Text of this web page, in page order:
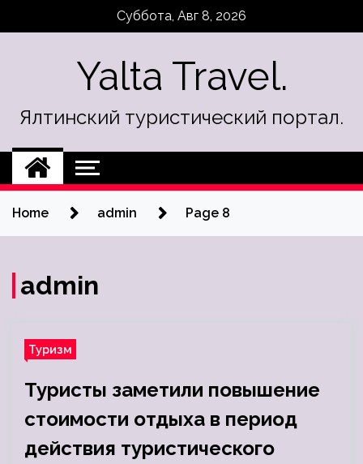
Суббота, Авг 8, 2026
Yalta Travel.
Ялтинский туристический портал.
Home admin Page 8
admin
Туризм
Туристы заметили повышение
стоимости отдыха в период
действия туристического